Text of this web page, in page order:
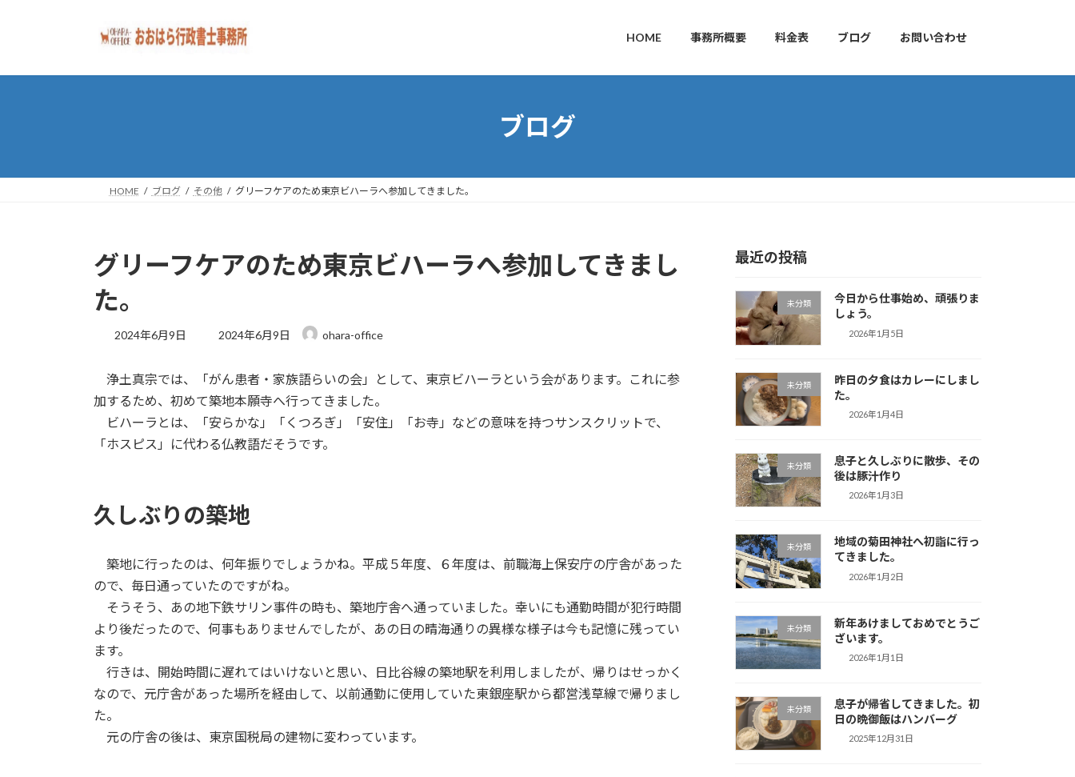
プ
動
HOME 事務所概要 料金表 ブログ お問い合わせ
ブログ
HOME ブログ その他 グリーフケアのため東京ビハーラへ参加してきました。
グリーフケアのため東京ビハーラへ参加してきまし
た。
2024年6月9日
最
新
日
:
2024年6月9日 ohara-office
浄土真宗では、「がん患者・家族語らいの会」として、東京ビハーラという会があります。これに参
加するため、初めて築地本願寺へ行ってきました。
ビハーラとは、「安らかな」「くつろぎ」「安住」「お寺」などの意味を持つサンスクリットで、
「ホスピス」に代わる仏教語だそうです。
久しぶりの築地
築地に行ったのは、何年振りでしょうかね。平成５年度、６年度は、前職海上保安庁の庁舎があった
ので、毎日通っていたのですがね。
そうそう、あの地下鉄サリン事件の時も、築地庁舎へ通っていました。幸いにも通勤時間が犯行時間
より後だったので、何事もありませんでしたが、あの日の晴海通りの異様な様子は今も記憶に残ってい
ます。
行きは、開始時間に遅れてはいけないと思い、日比谷線の築地駅を利用しましたが、帰りはせっかく
なので、元庁舎があった場所を経由して、以前通勤に使用していた東銀座駅から都営浅草線で帰りまし
た。
元の庁舎の後は、東京国税局の建物に変わっています。
最近の投稿
未分類
今日から仕事始め、頑張りま
しょう。
2026年1月5日
未分類
昨日の夕食はカレーにしまし
た。
2026年1月4日
未分類
息子と久しぶりに散歩、その
後は豚汁作り
2026年1月3日
未分類
地域の菊田神社へ初詣に行っ
てきました。
2026年1月2日
未分類
新年あけましておめでとうご
ざいます。
2026年1月1日
未分類
息子が帰省してきました。初
日の晩御飯はハンバーグ
2025年12月31日